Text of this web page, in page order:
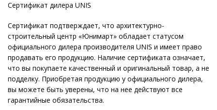
Сертификат дилера UNIS
Сертификат подтверждает, что архитектурно-
строительный центр «Юнимарт» обладает статусом
официального дилера производителя UNIS и имеет право
продавать его продукцию. Наличие сертификата означает,
что вы покупаете качественный и оригинальный товар, а не
подделку. Приобретая продукцию у официального дилера,
вы можете быть уверены, что на нее действуют все
гарантийные обязательства.